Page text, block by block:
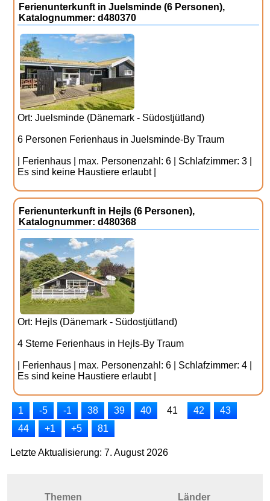
Ferienunterkunft in Juelsminde (6 Personen),
Katalognummer: d480370
Ort: Juelsminde (Dänemark - Südostjütland)
6 Personen Ferienhaus in Juelsminde-By Traum
| Ferienhaus | max. Personenzahl: 6 | Schlafzimmer: 3 |
Es sind keine Haustiere erlaubt |
Ferienunterkunft in Hejls (6 Personen),
Katalognummer: d480368
Ort: Hejls (Dänemark - Südostjütland)
4 Sterne Ferienhaus in Hejls-By Traum
| Ferienhaus | max. Personenzahl: 6 | Schlafzimmer: 4 |
Es sind keine Haustiere erlaubt |
1 -5 -1 38 39 40 41 42
43
44
+1 +5 81
Letzte Aktualisierung: 7. August 2026
Themen Länder